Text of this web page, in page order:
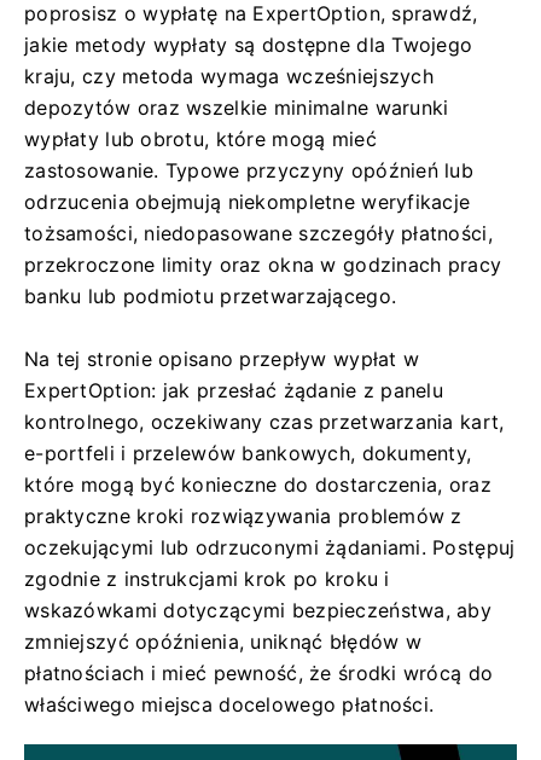
poprosisz o wypłatę na ExpertOption, sprawdź,
jakie metody wypłaty są dostępne dla Twojego
kraju, czy metoda wymaga wcześniejszych
depozytów oraz wszelkie minimalne warunki
wypłaty lub obrotu, które mogą mieć
zastosowanie. Typowe przyczyny opóźnień lub
odrzucenia obejmują niekompletne weryfikacje
tożsamości, niedopasowane szczegóły płatności,
przekroczone limity oraz okna w godzinach pracy
banku lub podmiotu przetwarzającego.
Na tej stronie opisano przepływ wypłat w
ExpertOption: jak przesłać żądanie z panelu
kontrolnego, oczekiwany czas przetwarzania kart,
e-portfeli i przelewów bankowych, dokumenty,
które mogą być konieczne do dostarczenia, oraz
praktyczne kroki rozwiązywania problemów z
oczekującymi lub odrzuconymi żądaniami. Postępuj
zgodnie z instrukcjami krok po kroku i
wskazówkami dotyczącymi bezpieczeństwa, aby
zmniejszyć opóźnienia, uniknąć błędów w
płatnościach i mieć pewność, że środki wrócą do
właściwego miejsca docelowego płatności.